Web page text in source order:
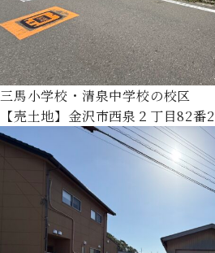
三馬小学校・清泉中学校の校区
【売土地】金沢市西泉２丁目82番2